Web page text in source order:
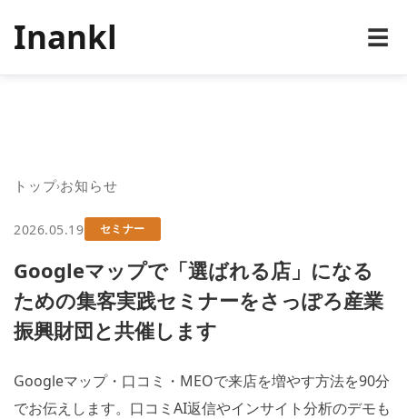
Inankl ☰
トップ›お知らせ
2026.05.19 セミナー
Googleマップで「選ばれる店」になる
ための集客実践セミナーをさっぽろ産業
振興財団と共催します
Googleマップ・口コミ・MEOで来店を増やす方法を90分
でお伝えします。口コミAI返信やインサイト分析のデモも